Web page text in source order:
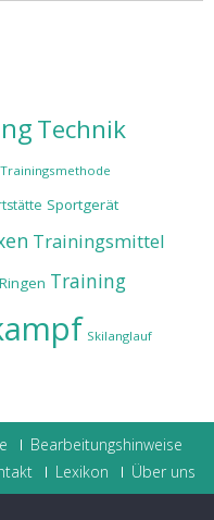
Technik
Trainingsmethode
Sportgerät
Trainingsmittel
Ringen Training
Skilanglauf
Bearbeitungshinweise
Lexikon Über uns